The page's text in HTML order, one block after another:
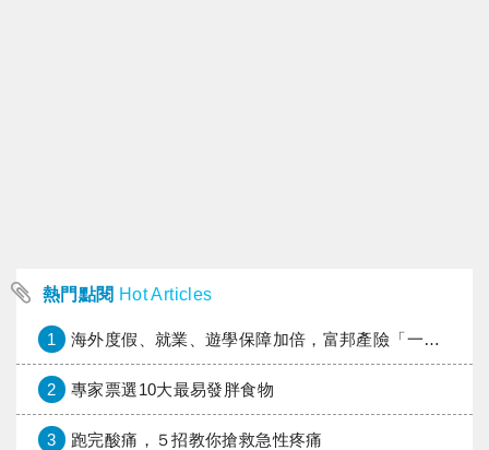
熱門點閱 Hot Articles
1 海外度假、就業、遊學保障加倍，富邦產險「一期逐夢」專案加碼遠距醫療與緊急救援
2 專家票選10大最易發胖食物
3 跑完酸痛，５招教你搶救急性疼痛